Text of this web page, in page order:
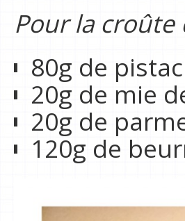
Pour la croûte
80g de
20g de mie
20g de
120g de